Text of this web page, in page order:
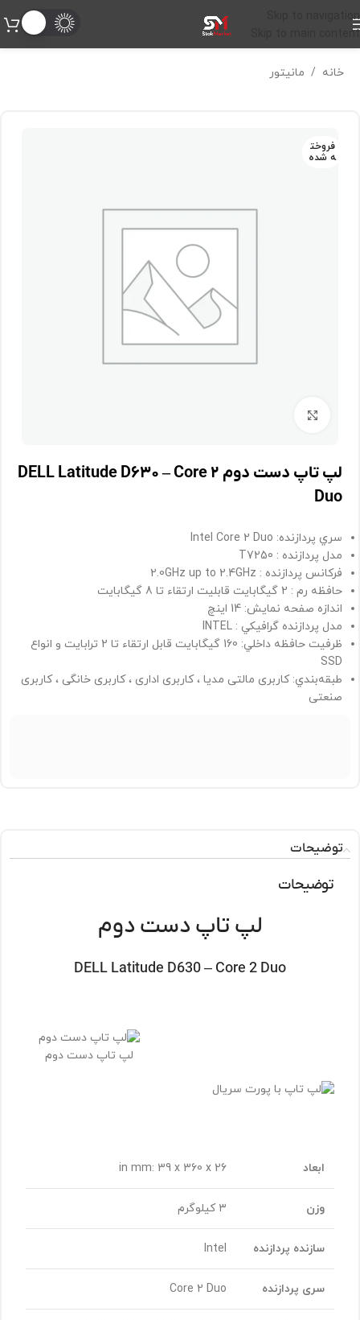
Skip to navigation
Skip to main content
خانه / مانیتور
فروخت
ه شده
لپ تاپ دست دوم DELL Latitude D۶۳۰ – Core ۲
Duo
سري پردازنده: Intel Core 2 Duo
مدل پردازنده :
فرکانس پردازنده : 2.0GHz up to 2.4GHz
حافظه رم : 2 گیگابایت قابلیت ارتقاء تا 8 گیگابایت
اندازه صفحه نمايش: 14 اينچ
مدل پردازنده گرافيکي : INTEL
ظرفيت حافظه داخلي: 160
گیگابایت قابل ارتقاء تا 2 ترابایت و انواع
SSD
طبقه‌بندي: کاربری مالتی مدیا ، کاربری اداری ، کاربری خانگی ، کاربری
صنعتی
توضیحات
توضیحات
لپ تاپ دست دوم
DELL Latitude D630 – Core 2 Duo
لپ تاپ دست دوم
ابعاد in mm: 39 x 360 x 26
وزن ۳ کیلوگرم
سازنده پردازنده Intel
سری پردازنده Core 2 Duo